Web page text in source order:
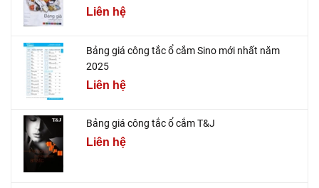
Liên hệ
Bảng giá công tắc ổ cắm Sino mới nhất năm
2025
Liên hệ
Bảng giá công tắc ổ cắm T&J
Liên hệ